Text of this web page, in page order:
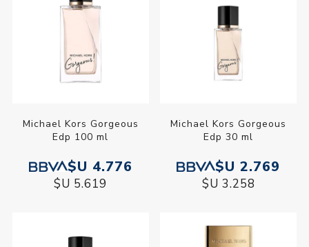
Michael Kors Gorgeous
Edp 100 ml
$U 4.776
$U 5.619
Michael Kors Gorgeous
Edp 30 ml
$U 2.769
$U 3.258